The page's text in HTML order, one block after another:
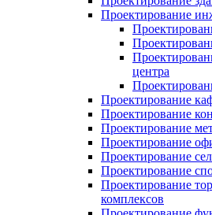
Проектирование
центра
Проектирование
Проектирование
Проектирование
Проектирование
Проектирование
Проектирование
Проектирование
комплексов